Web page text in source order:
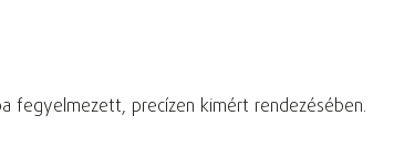
fegyelmezett, precízen kimért rendezésében.